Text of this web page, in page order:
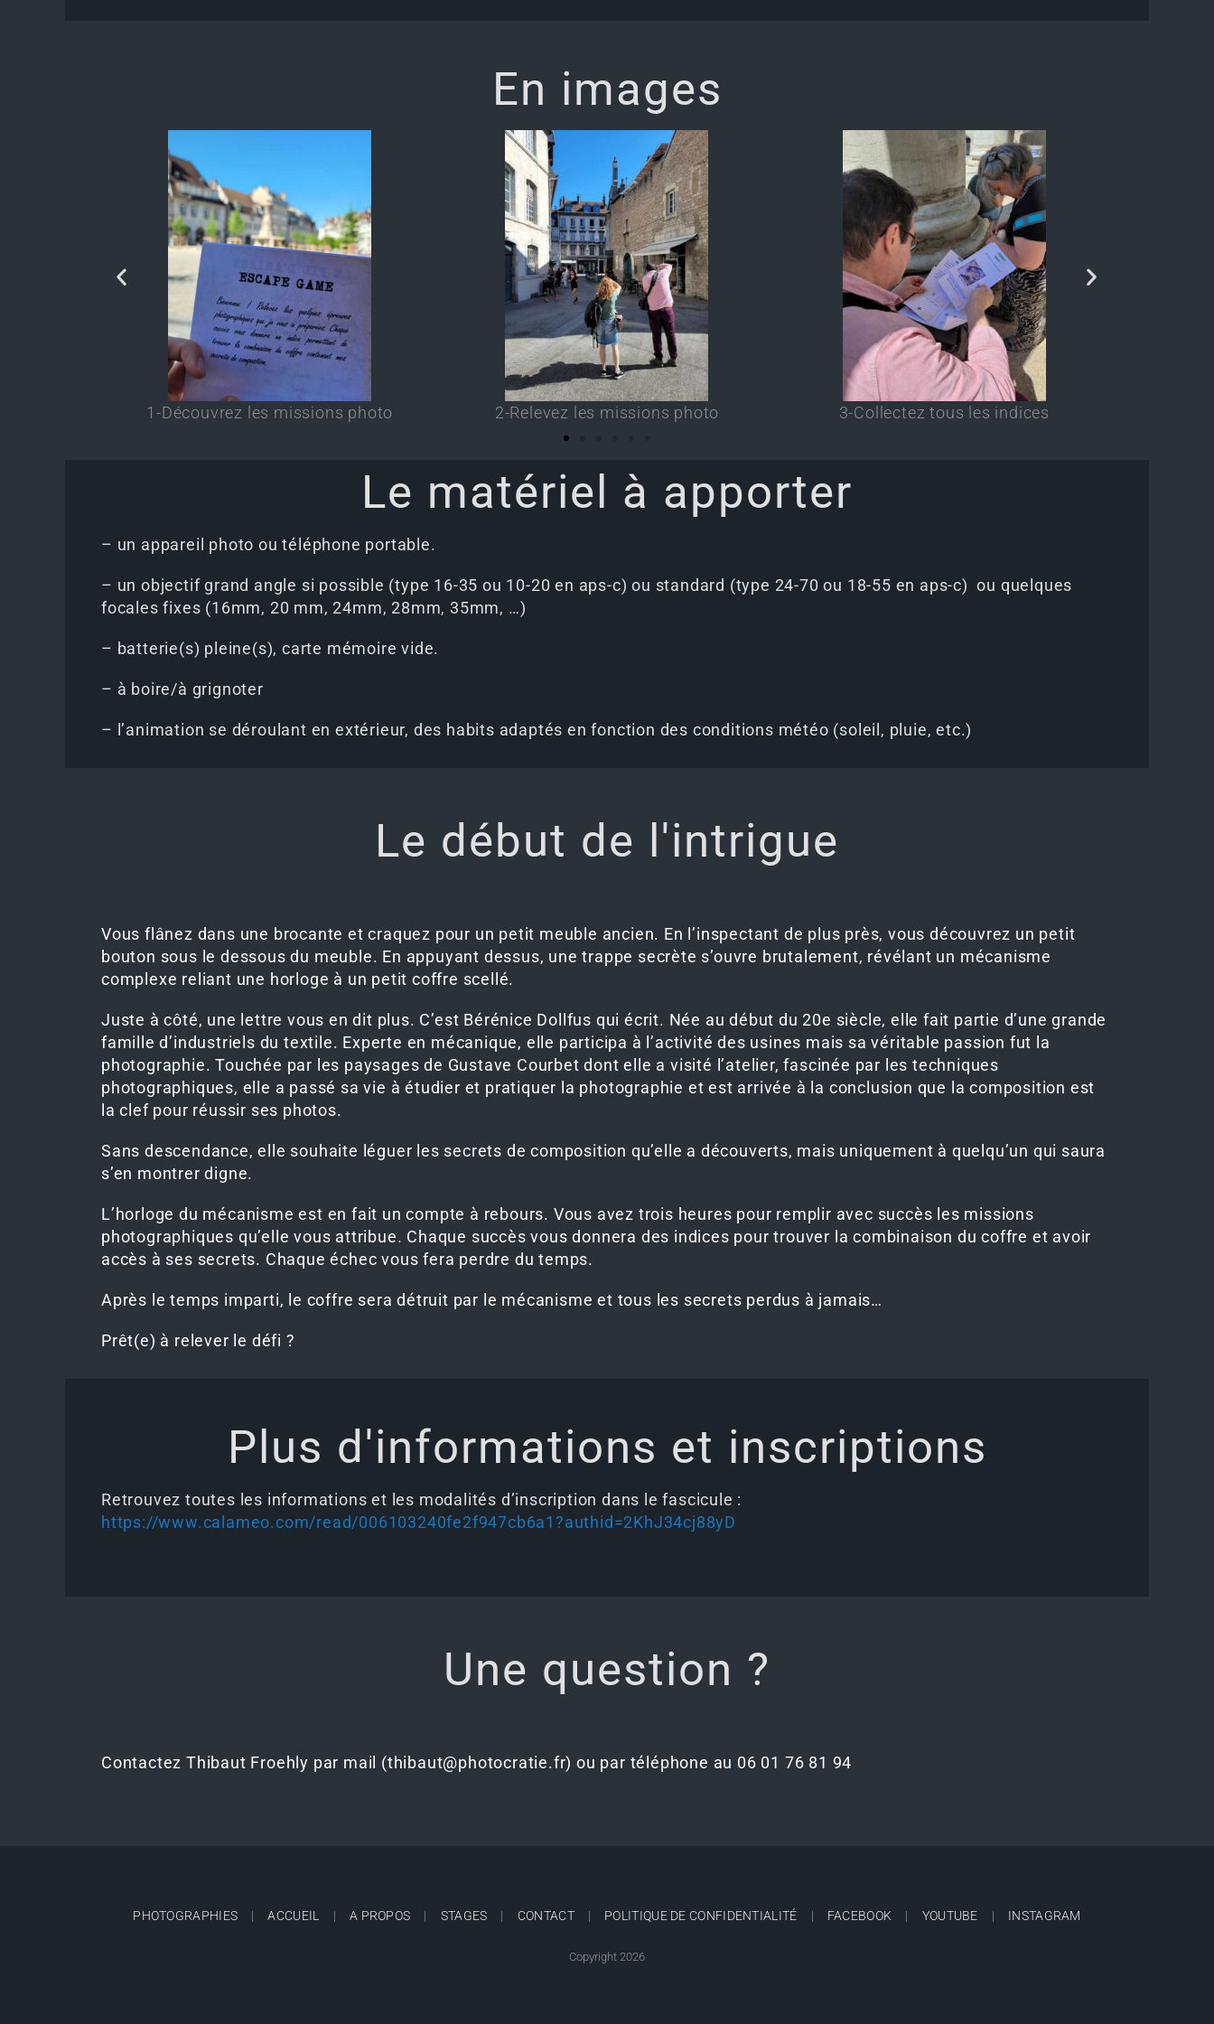
En images
2-Relevez les missions photo 3-Collectez tous les indices 4-Résolvez l'énigme
Le matériel à apporter
– un appareil photo ou téléphone portable.
– un objectif grand angle si possible (type 16-35 ou 10-20 en aps-c) ou standard (type 24-70 ou 18-55 en aps-c) ou quelques
focales fixes (16mm, 20 mm, 24mm, 28mm, 35mm, …)
– batterie(s) pleine(s), carte mémoire vide.
– à boire/à grignoter
– l’animation se déroulant en extérieur, des habits adaptés en fonction des conditions météo (soleil, pluie, etc.)
Le début de l'intrigue
Vous flânez dans une brocante et craquez pour un petit meuble ancien. En l’inspectant de plus près, vous découvrez un petit
bouton sous le dessous du meuble. En appuyant dessus, une trappe secrète s’ouvre brutalement, révélant un mécanisme
complexe reliant une horloge à un petit coffre scellé.
Juste à côté, une lettre vous en dit plus. C’est Bérénice Dollfus qui écrit. Née au début du 20e siècle, elle fait partie d’une grande
famille d’industriels du textile. Experte en mécanique, elle participa à l’activité des usines mais sa véritable passion fut la
photographie. Touchée par les paysages de Gustave Courbet dont elle a visité l’atelier, fascinée par les techniques
photographiques, elle a passé sa vie à étudier et pratiquer la photographie et est arrivée à la conclusion que la composition est
la clef pour réussir ses photos.
Sans descendance, elle souhaite léguer les secrets de composition qu’elle a découverts, mais uniquement à quelqu’un qui saura
s’en montrer digne.
L’horloge du mécanisme est en fait un compte à rebours. Vous avez trois heures pour remplir avec succès les missions
photographiques qu’elle vous attribue. Chaque succès vous donnera des indices pour trouver la combinaison du coffre et avoir
accès à ses secrets. Chaque échec vous fera perdre du temps.
Après le temps imparti, le coffre sera détruit par le mécanisme et tous les secrets perdus à jamais…
Prêt(e) à relever le défi ?
Plus d'informations et inscriptions
Retrouvez toutes les informations et les modalités d’inscription dans le fascicule :
https://www.calameo.com/read/006103240fe2f947cb6a1?authid=2KhJ34cj88yD
Une question ?
Contactez Thibaut Froehly par mail (thibaut@photocratie.fr) ou par téléphone au 06 01 76 81 94
PHOTOGRAPHIES ACCUEIL A PROPOS STAGES CONTACT POLITIQUE DE CONFIDENTIALITÉ FACEBOOK YOUTUBE INSTAGRAM
Copyright 2026